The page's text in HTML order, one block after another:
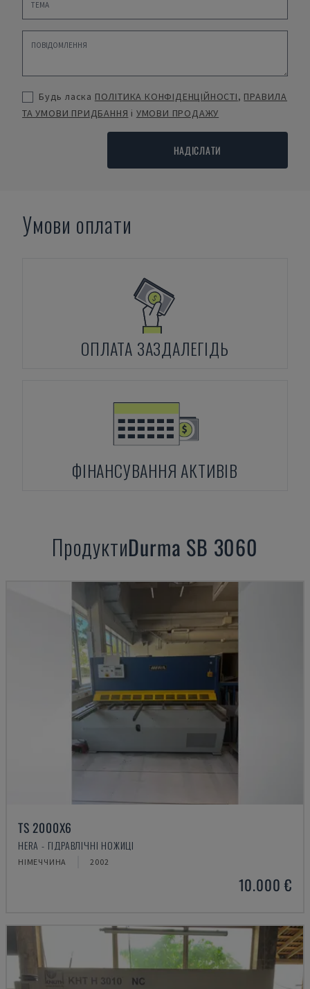
Будь ласка ПОЛІТИКА КОНФІДЕНЦІЙНОСТІ, ПРАВИЛА
ТА УМОВИ ПРИДБАННЯ і УМОВИ ПРОДАЖУ
НАДІСЛАТИ
Умови оплати
ОПЛАТА ЗАЗДАЛЕГІДЬ
ФІНАНСУВАННЯ АКТИВІВ
ПродуктиDurma SB 3060
TS 2000X6
HERA - ГІДРАВЛІЧНІ НОЖИЦІ
НІМЕЧЧИНА 2002
10.000 €